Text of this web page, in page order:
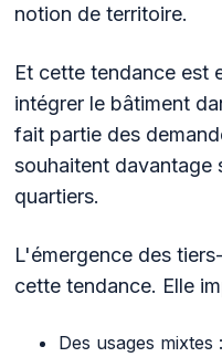
notion de territoire.
Et cette tendance est
intégrer le bâtiment
fait partie des
souhaitent davantage
quartiers.
L'émergence des
cette tendance. Elle
Des usages